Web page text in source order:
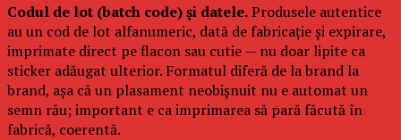
Codul de lot (batch code) și datele.Produsele autentice
au un cod de lot alfanumeric, dată de fabricație și expirare,
imprimate direct pe flacon sau cutie — nu doar lipite ca
sticker adăugat ulterior. Formatul diferă de la brand la
brand, așa că un plasament neobișnuit nu e automat un
semn rău; important e ca imprimarea să pară făcută în
fabrică, coerentă.